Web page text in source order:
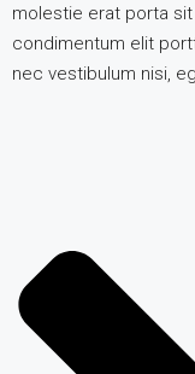
molestie erat porta
condimentum elit
nec vestibulum nisi,